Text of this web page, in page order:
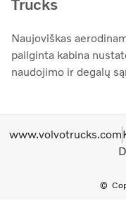
Trucks
Naujoviškas
pailginta kabina
naudojimo ir degalų
www.volvotrucks.com